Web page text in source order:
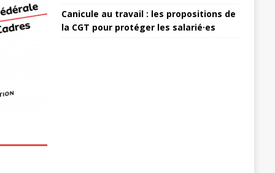
Canicule au travail : les propositions de
la CGT pour protéger les salarié·es